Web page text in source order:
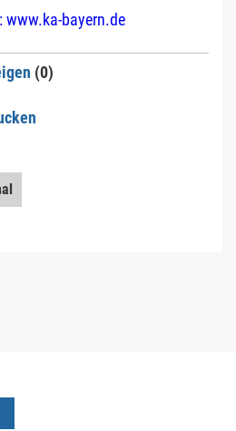
www.ka-bayern.de
(0)